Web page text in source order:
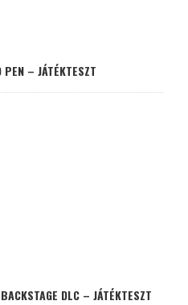
PEN – JÁTÉKTESZT
DLC – JÁTÉKTESZT